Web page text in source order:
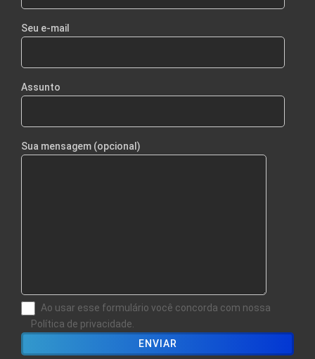
Seu e-mail
Assunto
Sua mensagem (opcional)
Ao usar esse formulário você concorda com nossa
Política de privacidade.